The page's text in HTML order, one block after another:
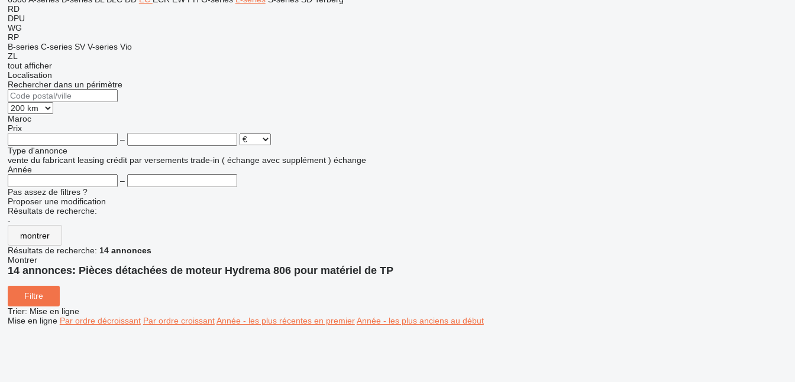
RD
DPU
WG
RP
B-series C-series SV V-series Vio
ZL
tout afficher
Localisation
Rechercher dans un périmètre
Maroc
Prix
–
Type d'annonce
vente du fabricant leasing crédit par versements trade-in ( échange avec supplément ) échange
Année
–
Pas assez de filtres ?
Proposer une modification
Résultats de recherche:
-
montrer
Résultats de recherche: 14 annonces
Montrer
14 annonces: Pièces détachées de moteur Hydrema 806 pour matériel de TP
Filtre
Trier: Mise en ligne
Mise en ligne Par ordre décroissant Par ordre croissant Année - les plus récentes en premier Année - les plus anciens au début